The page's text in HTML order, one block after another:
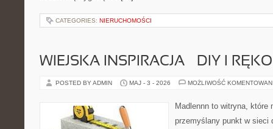
CATEGORIES: NIERUCHOMOŚCI
WIEJSKA INSPIRACJA – DIY I
POSTED BY ADMIN MAJ - 3 - 2026 MOŻLIWOŚĆ
Madlennn to witryna, które
przemyślany punkt w sieci